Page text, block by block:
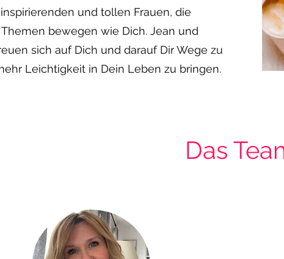
und tollen Frauen, die
bewegen wie Dich. Jean und
sich auf Dich und darauf Dir Wege zu
Leichtigkeit in Dein Leben zu bringen.
Das